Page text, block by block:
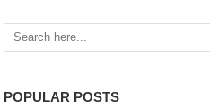
POPULAR POSTS